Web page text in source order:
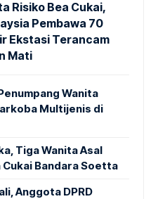
Risiko Bea Cukai,
Pembawa 70
Ekstasi Terancam
Mati
Wanita
Multijenis di
Tiga Wanita Asal
Cukai Bandara Soetta
Anggota DPRD